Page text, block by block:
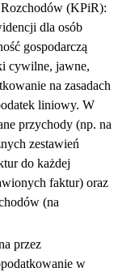
(KPiR):
dla osób
gospodarczą
cywilne, jawne,
na zasadach
liniowy. W
przychody (np. na
zestawień
do każdej
faktur) oraz
(na
przez
w